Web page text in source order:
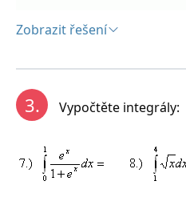
Zobrazit řešení
3. Vypočtěte integrály: